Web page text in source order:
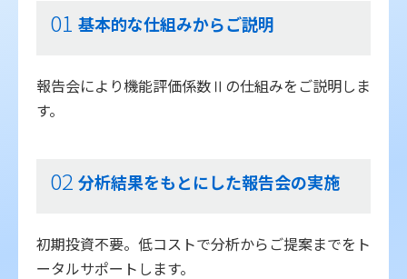
01 基本的な仕組みからご説明
報告会により機能評価係数Ⅱの仕組みをご説明しま
す。
02 分析結果をもとにした報告会の実施
初期投資不要。低コストで分析からご提案までをト
ータルサポートします。